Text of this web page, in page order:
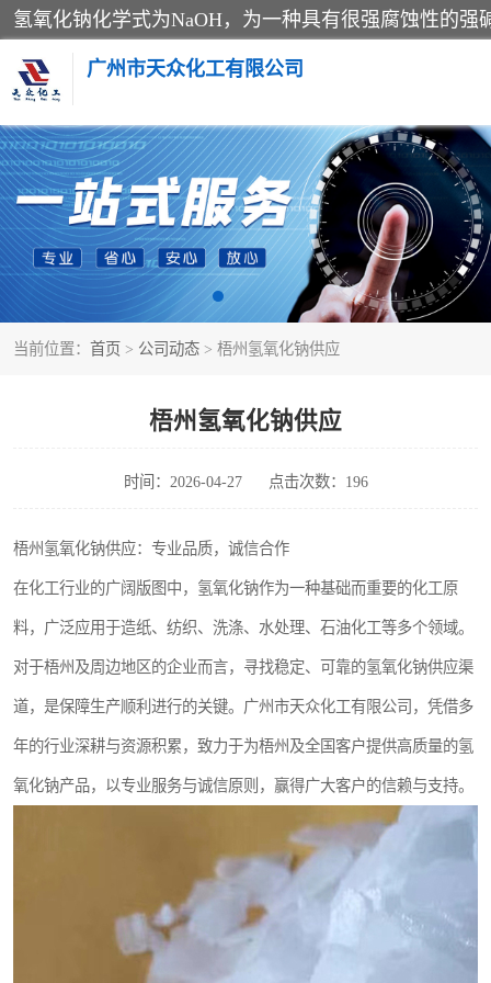
广州市天众化工有限公司
当前位置： 首页 > 公司动态 > 梧州氢氧化钠供应
梧州氢氧化钠供应
时间：2026-04-27 点击次数：196
梧州氢氧化钠供应：专业品质，诚信合作
在化工行业的广阔版图中，氢氧化钠作为一种基础而重要的化工原
料，广泛应用于造纸、纺织、洗涤、水处理、石油化工等多个领域。
对于梧州及周边地区的企业而言，寻找稳定、可靠的氢氧化钠供应渠
道，是保障生产顺利进行的关键。广州市天众化工有限公司，凭借多
年的行业深耕与资源积累，致力于为梧州及全国客户提供高质量的氢
氧化钠产品，以专业服务与诚信原则，赢得广大客户的信赖与支持。
亚硝酸钠
纯碱
草酸
聚合氯化铝
氯酸钠
磷酸氢二钾
过硫酸钠